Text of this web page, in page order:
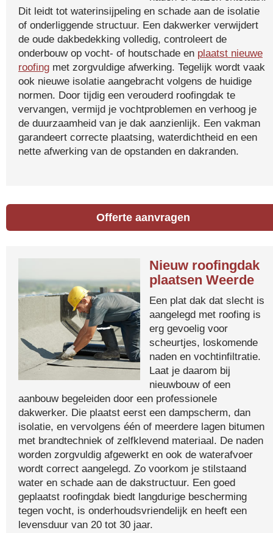
Dit leidt tot waterinsijpeling en schade aan de isolatie
of onderliggende structuur. Een dakwerker verwijdert
de oude dakbedekking volledig, controleert de
onderbouw op vocht- of houtschade en plaatst nieuwe
roofing met zorgvuldige afwerking. Tegelijk wordt vaak
ook nieuwe isolatie aangebracht volgens de huidige
normen. Door tijdig een verouderd roofingdak te
vervangen, vermijd je vochtproblemen en verhoog je
de duurzaamheid van je dak aanzienlijk. Een vakman
garandeert correcte plaatsing, waterdichtheid en een
nette afwerking van de opstanden en dakranden.
Offerte aanvragen
Nieuw roofingdak
plaatsen Weerde
Een plat dak dat slecht is
aangelegd met roofing is
erg gevoelig voor
scheurtjes, loskomende
naden en vochtinfiltratie.
Laat je daarom bij
nieuwbouw of een
aanbouw begeleiden door een professionele
dakwerker. Die plaatst eerst een dampscherm, dan
isolatie, en vervolgens één of meerdere lagen bitumen
met brandtechniek of zelfklevend materiaal. De naden
worden zorgvuldig afgewerkt en ook de waterafvoer
wordt correct aangelegd. Zo voorkom je stilstaand
water en schade aan de dakstructuur. Een goed
geplaatst roofingdak biedt langdurige bescherming
tegen vocht, is onderhoudsvriendelijk en heeft een
levensduur van 20 tot 30 jaar.